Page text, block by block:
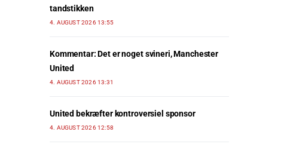
tandstikken
4. AUGUST 2026 13:55
Kommentar: Det er noget svineri, Manchester
United
4. AUGUST 2026 13:31
United bekræfter kontroversiel sponsor
4. AUGUST 2026 12:58